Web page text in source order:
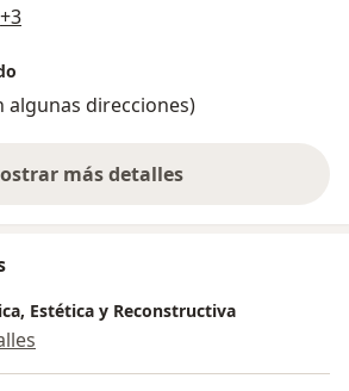
+3a11y_sr_more_diseases
algunas direcciones)
más detalles
sobre la experiencia
Estética y Reconstructiva